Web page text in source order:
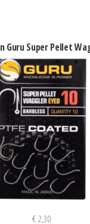
Guru Super Pellet
€2,30